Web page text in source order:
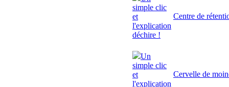
simple clic
et
l'explication
déchire !
Centre de
Un
simple clic
et
l'explication
Cervelle de